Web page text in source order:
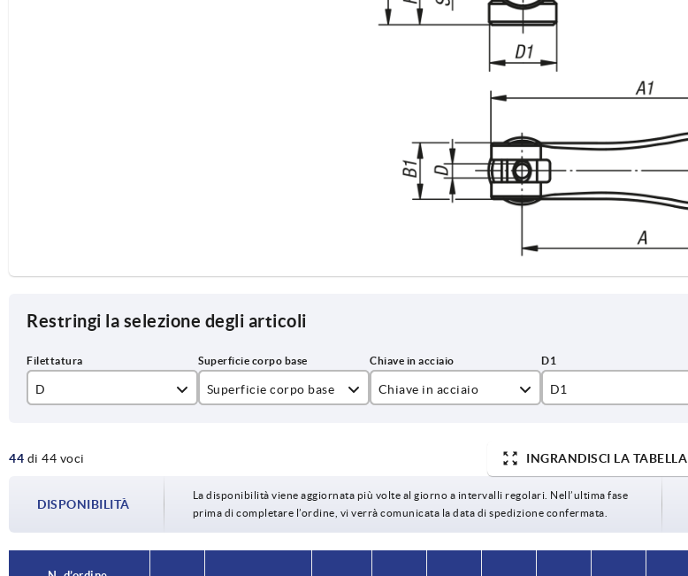
Restringi la selezione degli articoli
D
M4
M6
Superficie corpo base Chiave in acciaio D1
15,4
18
27
44 di 44 voci INGRANDISCI LA TABELLA
DISPONIBILITÀ
La disponibilità viene aggiornata più volte al giorno a intervalli regolari. Nell’ultima fase
prima di completare l’ordine, vi verrà comunicata la data di spedizione confermata.